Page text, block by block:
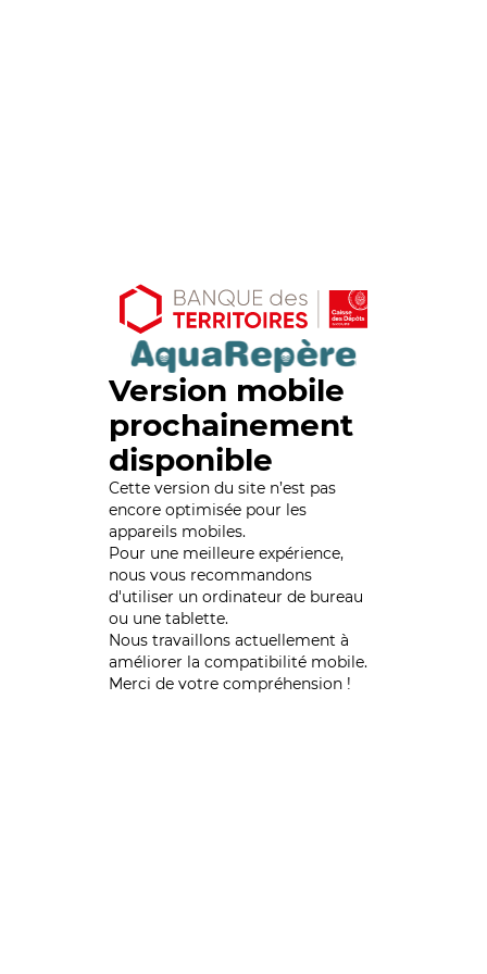
Version mobile
prochainement
disponible
Cette version du site n’est pas
encore optimisée pour les
appareils mobiles.
Pour une meilleure expérience,
nous vous recommandons
d'utiliser un ordinateur de bureau
ou une tablette.
Nous travaillons actuellement à
améliorer la compatibilité mobile.
Merci de votre compréhension !